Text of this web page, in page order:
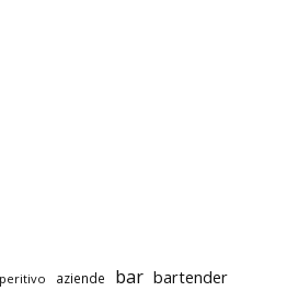
aziende bar bartender